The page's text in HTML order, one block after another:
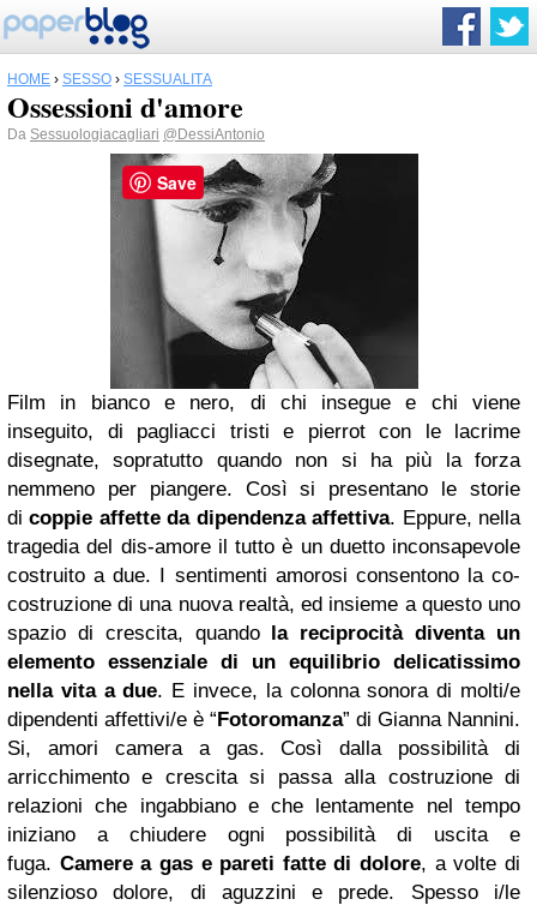
HOME › SESSO › SESSUALITÀ
Ossessioni d'amore
Da Sessuologiacagliari @DessiAntonio
Film in bianco e nero, di chi insegue e chi viene
inseguito, di pagliacci tristi e pierrot con le lacrime
disegnate, sopratutto quando non si ha più la forza
nemmeno per piangere. Così si presentano le storie
dicoppie affette da dipendenza affettiva. Eppure, nella
tragedia del dis-amore il tutto è un duetto inconsapevole
costruito a due. I sentimenti amorosi consentono la co-
costruzione di una nuova realtà, ed insieme a questo uno
spazio di crescita, quando la reciprocità diventa un
elemento essenziale di un equilibrio delicatissimo
nella vita a due. E invece, la colonna sonora di molti/e
dipendenti affettivi/e è “Fotoromanza” di Gianna Nannini.
Si, amori camera a gas. Così dalla possibilità di
arricchimento e crescita si passa alla costruzione di
relazioni che ingabbiano e che lentamente nel tempo
iniziano a chiudere ogni possibilità di uscita e
fuga. Camere a gas e pareti fatte di dolore, a volte di
silenzioso dolore, di aguzzini e prede. Spesso i/le
Save